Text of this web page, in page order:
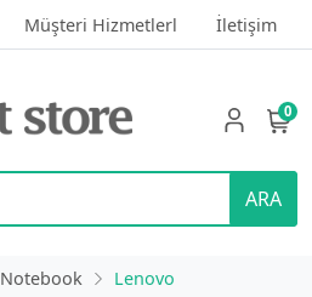
Müşteri Hizmetlerl İletişim
ARA
0
Notebook Lenovo